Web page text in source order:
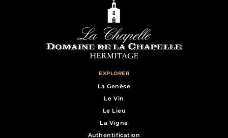
EXPLORER
La Genèse
Le Vin
Le Lieu
La Vigne
Authentification